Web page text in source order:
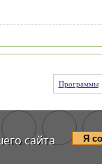
Программы
сайта